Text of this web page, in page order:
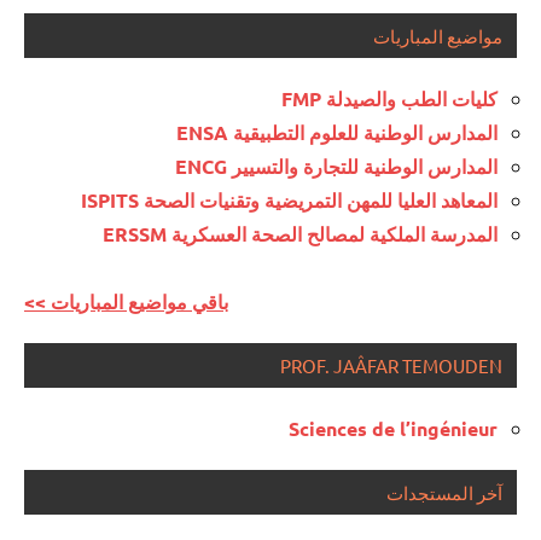
مواضيع المباريات
كليات الطب والصيدلة FMP
المدارس الوطنية للعلوم التطبيقية ENSA
المدارس الوطنية للتجارة والتسيير ENCG
المعاهد العليا للمهن التمريضية وتقنيات الصحة ISPITS
المدرسة الملكية لمصالح الصحة العسكرية ERSSM
<< باقي مواضيع المباريات
PROF. JAÂFAR TEMOUDEN
Sciences de l’ingénieur
آخر المستجدات